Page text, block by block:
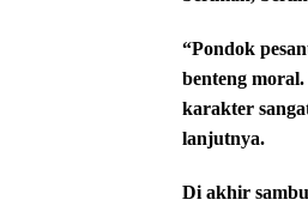
“Pondok
benteng
karakter
lanjutnya.
Di akhir